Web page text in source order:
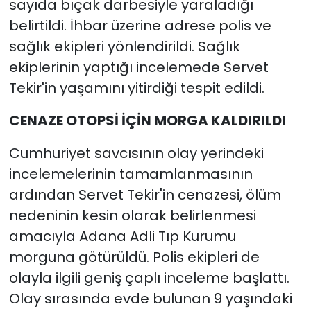
sayıda bıçak darbesiyle yaraladığı
belirtildi. İhbar üzerine adrese polis ve
sağlık ekipleri yönlendirildi. Sağlık
ekiplerinin yaptığı incelemede Servet
Tekir'in yaşamını yitirdiği tespit edildi.
CENAZE OTOPSİ İÇİN MORGA KALDIRILDI
Cumhuriyet savcısının olay yerindeki
incelemelerinin tamamlanmasının
ardından Servet Tekir'in cenazesi, ölüm
nedeninin kesin olarak belirlenmesi
amacıyla Adana Adli Tıp Kurumu
morguna götürüldü. Polis ekipleri de
olayla ilgili geniş çaplı inceleme başlattı.
Olay sırasında evde bulunan 9 yaşındaki